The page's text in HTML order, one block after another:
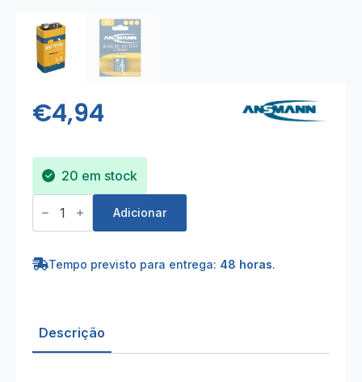
€4,94
20 em stock
Quantidade
de
Pilha
Power
unid.
Adicionar
Tempo previsto para entrega: 48 horas.
Descrição